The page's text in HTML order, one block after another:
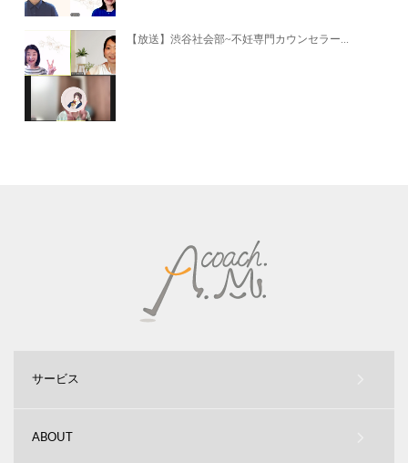
【放送】渋谷社会部~不妊専門カウンセラー...
サービス
ABOUT